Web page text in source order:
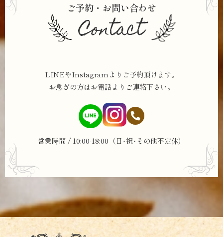
ご予約・お問い合わせ
Contact
LINEやInstagramよりご予約頂けます。
お急ぎの方はお電話よりご連絡下さい。
営業時間 / 10:00-18:00（日･祝･その他不定休）